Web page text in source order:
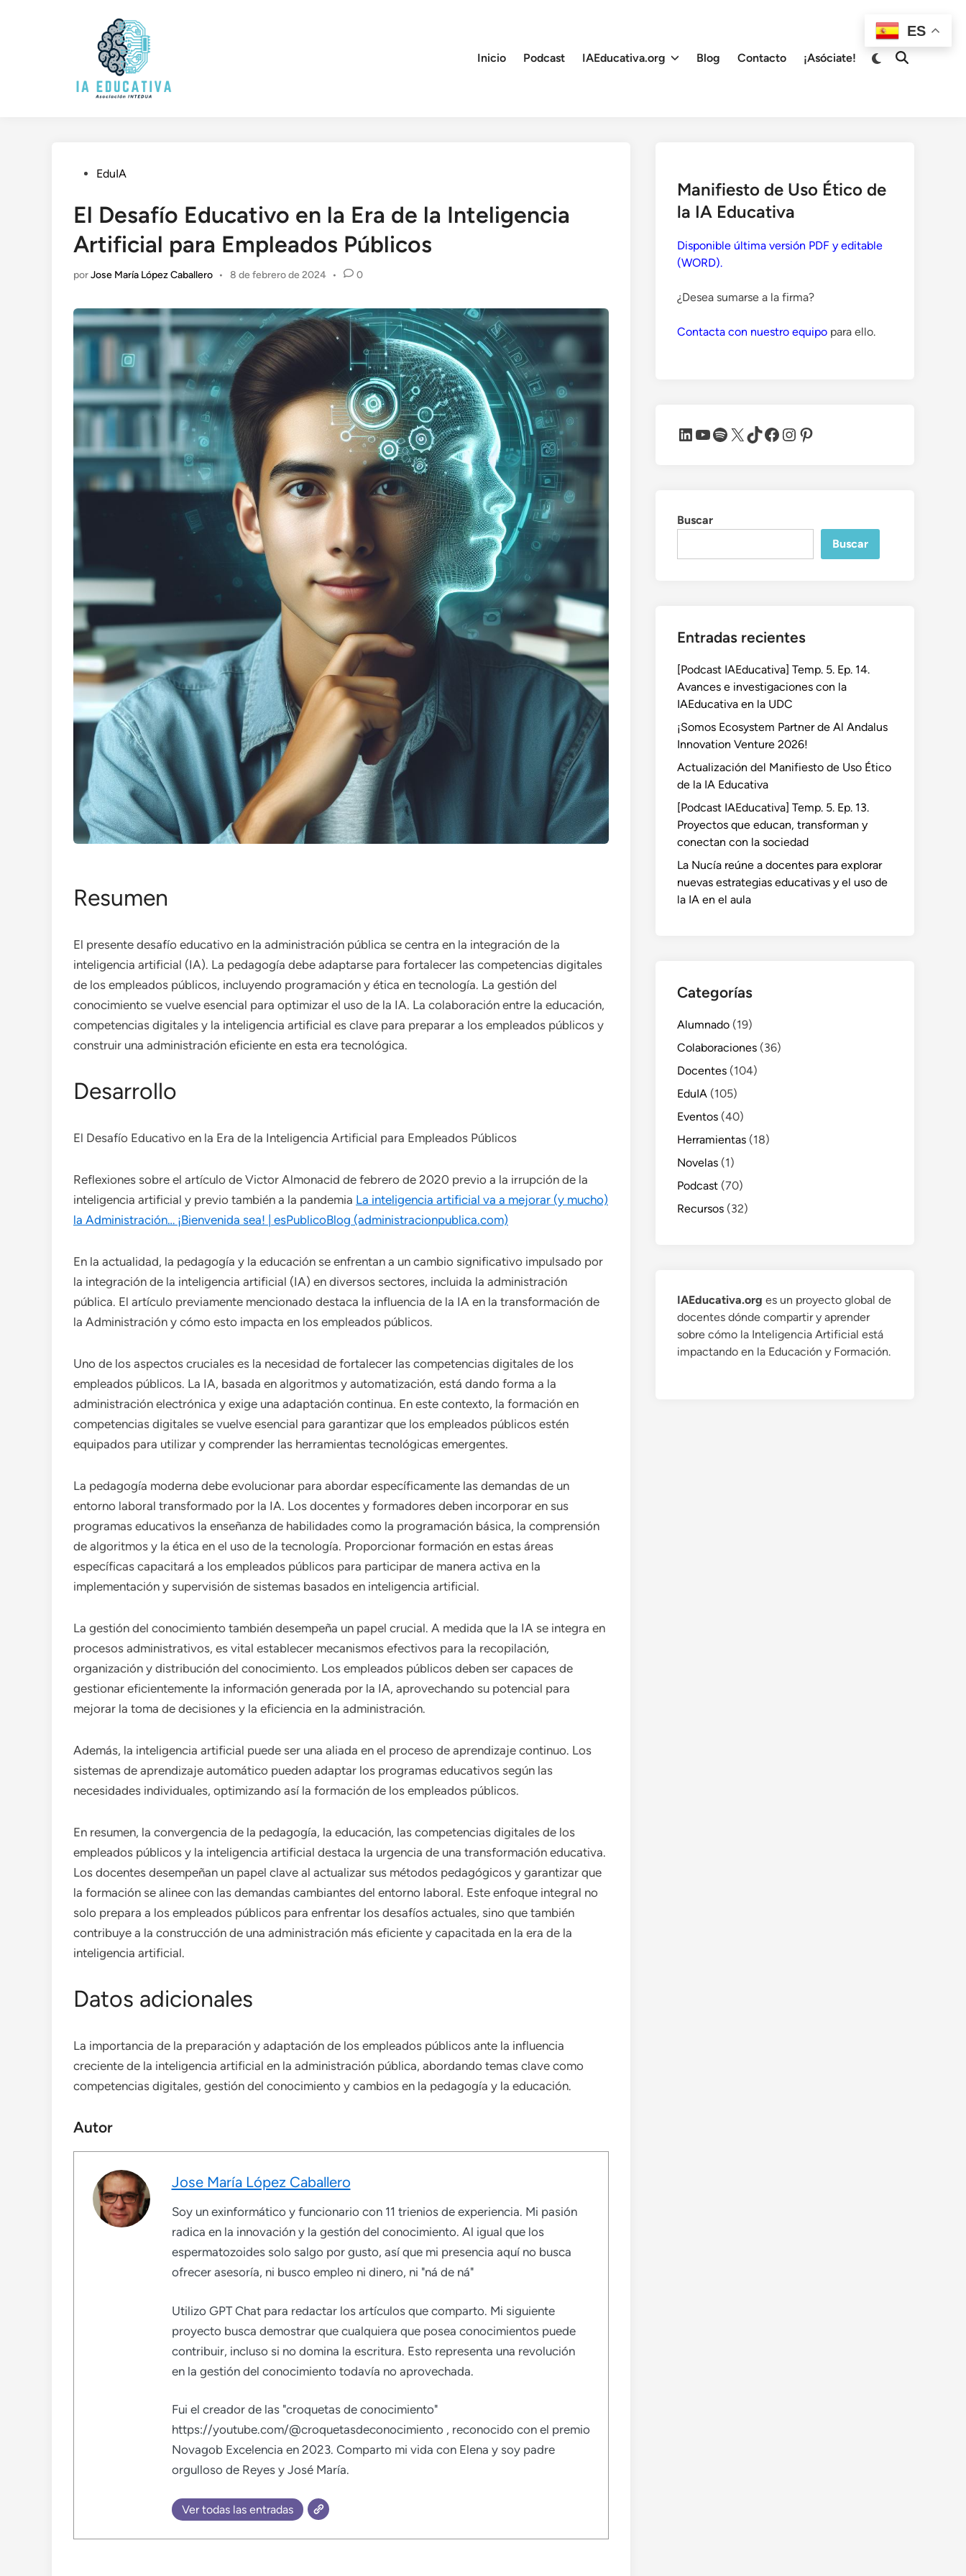
Inicio
Podcast IAEducativa.org Blog Contacto ¡Asóciate!
Cambiar
Abrir
Publicado
EduIA
El Desafío Educativo en la Era de la Inteligencia
Artificial para Empleados Públicos
porJose María López Caballero • 8 de febrero de 2024 • 0
Resumen
El presente desafío educativo en la administración pública se centra en la integración de la
inteligencia artificial (IA). La pedagogía debe adaptarse para fortalecer las competencias digitales
de los empleados públicos, incluyendo programación y ética en tecnología. La gestión del
conocimiento se vuelve esencial para optimizar el uso de la IA. La colaboración entre la educación,
competencias digitales y la inteligencia artificial es clave para preparar a los empleados públicos y
construir una administración eficiente en esta era tecnológica.
Desarrollo
El Desafío Educativo en la Era de la Inteligencia Artificial para Empleados Públicos
Reflexiones sobre el artículo de Victor Almonacid de febrero de 2020 previo a la irrupción de la
inteligencia artificial y previo también a la pandemia La inteligencia artificial va a mejorar (y mucho)
la Administración… ¡Bienvenida sea! | esPublicoBlog (administracionpublica.com)
En la actualidad, la pedagogía y la educación se enfrentan a un cambio significativo impulsado por
la integración de la inteligencia artificial (IA) en diversos sectores, incluida la administración
pública. El artículo previamente mencionado destaca la influencia de la IA en la transformación de
la Administración y cómo esto impacta en los empleados públicos.
Uno de los aspectos cruciales es la necesidad de fortalecer las competencias digitales de los
empleados públicos. La IA, basada en algoritmos y automatización, está dando forma a la
administración electrónica y exige una adaptación continua. En este contexto, la formación en
competencias digitales se vuelve esencial para garantizar que los empleados públicos estén
equipados para utilizar y comprender las herramientas tecnológicas emergentes.
La pedagogía moderna debe evolucionar para abordar específicamente las demandas de un
entorno laboral transformado por la IA. Los docentes y formadores deben incorporar en sus
programas educativos la enseñanza de habilidades como la programación básica, la comprensión
de algoritmos y la ética en el uso de la tecnología. Proporcionar formación en estas áreas
específicas capacitará a los empleados públicos para participar de manera activa en la
implementación y supervisión de sistemas basados en inteligencia artificial.
La gestión del conocimiento también desempeña un papel crucial. A medida que la IA se integra en
procesos administrativos, es vital establecer mecanismos efectivos para la recopilación,
organización y distribución del conocimiento. Los empleados públicos deben ser capaces de
gestionar eficientemente la información generada por la IA, aprovechando su potencial para
mejorar la toma de decisiones y la eficiencia en la administración.
Además, la inteligencia artificial puede ser una aliada en el proceso de aprendizaje continuo. Los
sistemas de aprendizaje automático pueden adaptar los programas educativos según las
necesidades individuales, optimizando así la formación de los empleados públicos.
En resumen, la convergencia de la pedagogía, la educación, las competencias digitales de los
empleados públicos y la inteligencia artificial destaca la urgencia de una transformación educativa.
Los docentes desempeñan un papel clave al actualizar sus métodos pedagógicos y garantizar que
la formación se alinee con las demandas cambiantes del entorno laboral. Este enfoque integral no
solo prepara a los empleados públicos para enfrentar los desafíos actuales, sino que también
contribuye a la construcción de una administración más eficiente y capacitada en la era de la
inteligencia artificial.
Datos adicionales
La importancia de la preparación y adaptación de los empleados públicos ante la influencia
creciente de la inteligencia artificial en la administración pública, abordando temas clave como
competencias digitales, gestión del conocimiento y cambios en la pedagogía y la educación.
Autor
Jose María López Caballero
Soy un exinformático y funcionario con 11 trienios de experiencia. Mi pasión
radica en la innovación y la gestión del conocimiento. Al igual que los
espermatozoides solo salgo por gusto, así que mi presencia aquí no busca
ofrecer asesoría, ni busco empleo ni dinero, ni "ná de ná"
Utilizo GPT Chat para redactar los artículos que comparto. Mi siguiente
proyecto busca demostrar que cualquiera que posea conocimientos puede
contribuir, incluso si no domina la escritura. Esto representa una revolución
en la gestión del conocimiento todavía no aprovechada.
Fui el creador de las "croquetas de conocimiento"
https://youtube.com/@croquetasdeconocimiento , reconocido con el premio
Novagob Excelencia en 2023. Comparto mi vida con Elena y soy padre
orgulloso de Reyes y José María.
Ver todas las entradas
Manifiesto de Uso Ético de
la IA Educativa
Disponible última versión PDF y editable
(WORD).
¿Desea sumarse a la firma?
Contacta con nuestro equipo para ello.
LinkedIn
YouTube
Spotify
X TikTok
Facebook
Instagram
Pinterest
Buscar
Buscar
Entradas recientes
[Podcast IAEducativa] Temp. 5. Ep. 14.
Avances e investigaciones con la
IAEducativa en la UDC
¡Somos Ecosystem Partner de Al Andalus
Innovation Venture 2026!
Actualización del Manifiesto de Uso Ético
de la IA Educativa
[Podcast IAEducativa] Temp. 5. Ep. 13.
Proyectos que educan, transforman y
conectan con la sociedad
La Nucía reúne a docentes para explorar
nuevas estrategias educativas y el uso de
la IA en el aula
Categorías
Alumnado (19)
Colaboraciones (36)
Docentes (104)
EduIA (105)
Eventos (40)
Herramientas (18)
Novelas (1)
Podcast (70)
Recursos (32)
IAEducativa.org es un proyecto global de
docentes dónde compartir y aprender
sobre cómo la Inteligencia Artificial está
impactando en la Educación y Formación.
ES